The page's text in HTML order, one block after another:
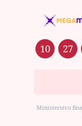
10 27
Ministerstvo